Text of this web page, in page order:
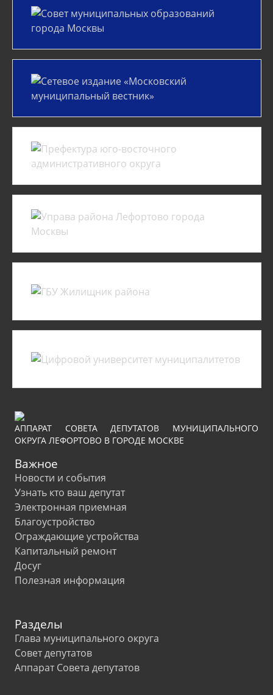
АППАРАТ СОВЕТА ДЕПУТАТОВ МУНИЦИПАЛЬНОГО
ОКРУГА ЛЕФОРТОВО В ГОРОДЕ МОСКВЕ
Важное
Новости и события
Узнать кто ваш депутат
Электронная приемная
Благоустройство
Ограждающие устройства
Капитальный ремонт
Досуг
Полезная информация
Разделы
Глава муниципального округа
Совет депутатов
Аппарат Совета депутатов